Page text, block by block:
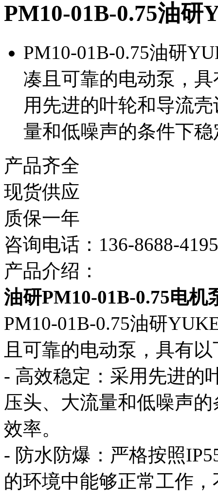
PM10-01B-0.75油研
PM10-01B-0.75油研
凑且可靠的电动泵，
用先进的叶轮和导流
量和低噪声的条件下
产品齐全
现货供应
质保一年
咨询电话：136-8688-4195
产品介绍：
油研PM10-01B-0.75电机
PM10-01B-0.75油研
且可靠的电动泵，具有
- 高效稳定：采用先进的
压头、大流量和低噪声
效率。
- 防水防爆：严格按照
的环境中能够正常工作